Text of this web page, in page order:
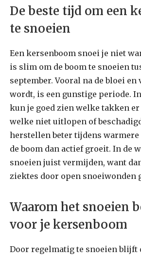
De beste tijd om een
te snoeien
Een kersenboom snoei je niet
is slim om de boom te snoeien
september. Vooral na de bloei
wordt, is een gunstige periode.
kun je goed zien welke takken
welke niet uitlopen of
herstellen beter tijdens warmere
de boom dan actief groeit. In de
snoeien juist vermijden, want
ziektes door open snoeiwonden
Waarom het snoeien
voor je kersenboom
Door regelmatig te snoeien blijft